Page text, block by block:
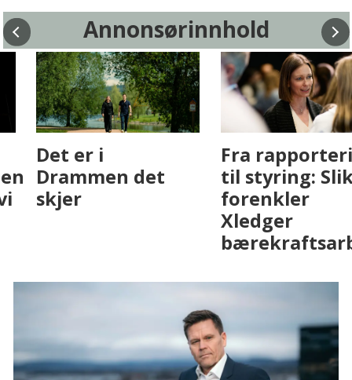
Annonsørinnhold
Fenistra endrer
eiendomsbransjen
med AI. Slik ser vi
Det er i
Drammen det
skjer